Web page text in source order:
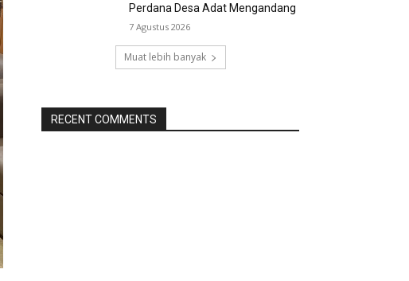
Perdana Desa Adat Mengandang
7 Agustus 2026
Muat lebih banyak
RECENT COMMENTS